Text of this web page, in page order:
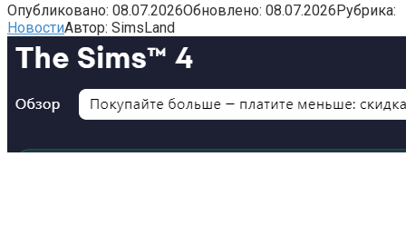
Опубликовано: 08.07.2026Обновлено: 08.07.2026Рубрика:
НовостиАвтор: SimsLand